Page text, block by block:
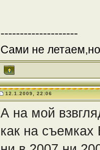
--------------------
Сами не
12.1.2009, 22:06
А на мой
как на съемках